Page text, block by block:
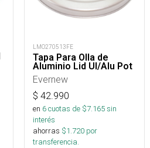
LMO270513FE
Tapa Para Olla de
Aluminio Lid Ul/Alu Pot
Evernew
$ 42.990
en 6cuotas de $7.165sin
interés
ahorras $1.720 por
transferencia.